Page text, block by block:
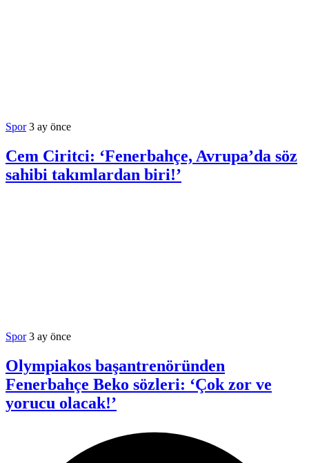
Spor 3 ay önce
Cem Ciritci: ‘Fenerbahçe, Avrupa’da söz
sahibi takımlardan biri!’
Spor 3 ay önce
Olympiakos başantrenöründen
Fenerbahçe Beko sözleri: ‘Çok zor ve
yorucu olacak!’